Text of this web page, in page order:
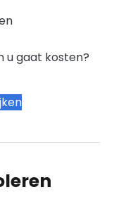
u gaat kosten?